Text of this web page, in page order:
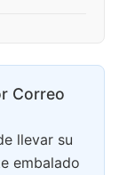
Correo
llevar su
embalado